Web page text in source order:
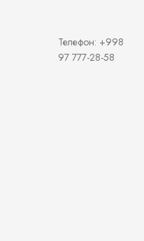
Телефон: +998
97 777-28-58